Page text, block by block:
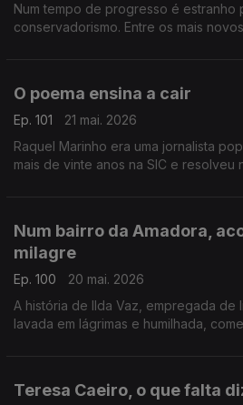
Num tempo de progresso é
conservadorismo. Entre os mais
O poema ensina a cair
Ep. 101
21 mai. 2026
Raquel Marinho era uma jornalista
mais de vinte anos na SIC e resolveu
Num bairro da Amadora,
milagre
Ep. 100
20 mai. 2026
A história de Ilda Vaz, empregada de
lavada em lágrimas e humilhada,
Teresa Caeiro, o que falta